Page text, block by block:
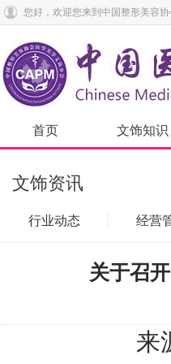
您好，欢迎您来到中国整形美容
首页 文饰知识
文饰资讯
行业动态 经营
关于召
来